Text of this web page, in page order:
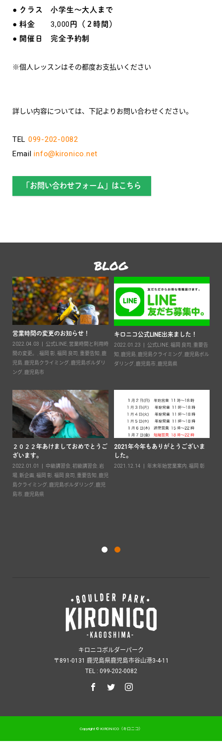
● クラス 小学生〜大人まで
● 料金 3,000円（２時間）
● 開催日 完全予約制
※個人レッスンはその都度お支払いください
詳しい内容については、下記よりお問い合わせください。
TEL 099-202-0082
Emailinfo@kironico.net
「お問い合わせフォーム」はこちら
BLOG
営業時間の変更のお知らせ！
2022.04.03 公式LINE, 営業時間と利用時
間の変更。
,福岡 彰,福岡 良司 , 重要告知 ,鹿
児島,鹿児島クライミング ,鹿児島ボルダリ
ング ,鹿児島市
キロニコ公式LINE出来ました！
2022.01.23 公式LINE, 福岡 良司
重要告
知
鹿児島 鹿児島クライミング, 鹿児島ボル
ダリング, 鹿児島市, 鹿児島県
２０２２年あけましておめでとうご
ざいます。
2022.01.01 中級講習会, 初級講習会, 岩
場, 新企画 福岡 彰 福岡 良司 重要告知
鹿児
島クライミング, 鹿児島ボルダリング, 鹿児
島市, 鹿児島県
2021年今年もありがとうございま
した。
2021.12.14 年末年始営業案内 福岡 彰
キロニコボルダーパーク
〒891-0131 鹿児島県鹿児島市谷山港3-4-11
TEL : 099-202-0082
Copyright © KIRONICO（キロニコ）